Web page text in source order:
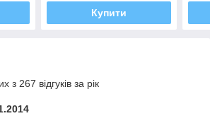
Купити
з 267 відгуків за рік